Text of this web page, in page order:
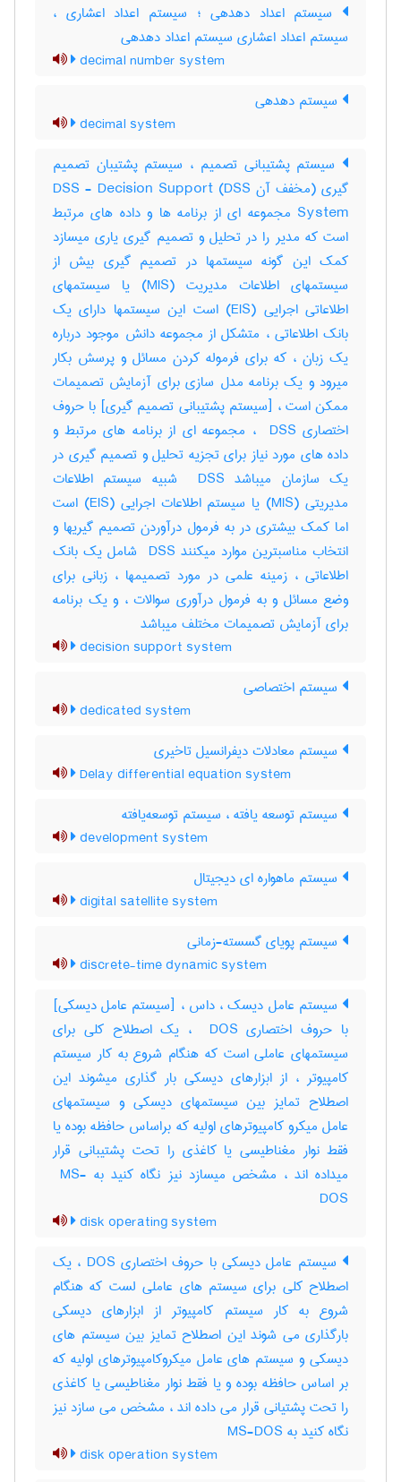
سیستم اعداد دهدهی ؛ سیستم اعداد اعشاری ،
سیستم اعداد اعشاری سیستم اعداد دهدهی
decimal number system
سیستم دهدهی
decimal system
سیستم پشتیبانی تصمیم ، سیستم پشتیبان تصمیم
گیری (مخفف آن DSS) DSS - Decision Support
System مجموعه ای از برنامه ها و داده های مرتبط
است که مدیر را در تحلیل و تصمیم گیری یاری میسازد
کمک این گونه سیستمها در تصمیم گیری بیش از
سیستمهای اطلاعات مدیریت (MIS) یا سیستمهای
اطلاعاتی اجرایی (EIS) است این سیستمها دارای یک
بانک اطلاعاتی ، متشکل از مجموعه دانش موجود درباره
یک زبان ، که برای فرموله کردن مسائل و پرسش بکار
میرود و یک برنامه مدل سازی برای آزمایش تصمیمات
ممکن است ، [سیستم پشتیبانی تصمیم گیری] با حروف
اختصاری ‎ DSS ، مجموعه ای از برنامه های مرتبط و
داده های مورد نیاز برای تجزیه تحلیل و تصمیم گیری در
یک سازمان میباشد ‎ DSS شبیه سیستم اطلاعات
مدیریتی (‎MIS) یا سیستم اطلاعات اجرایی (‎EIS) است
اما کمک بیشتری در به فرمول درآوردن تصمیم گیریها و
انتخاب مناسبترین موارد میکنند ‎ DSS شامل یک بانک
اطلاعاتی ، زمینه علمی در مورد تصمیمها ، زبانی برای
وضع مسائل و به فرمول درآوری سوالات ، و یک برنامه
برای آزمایش تصمیمات مختلف میباشد
decision support system
سیستم اختصاصی
dedicated system
سیستم معادلات دیفرانسیل تاخیری
Delay differential equation system
سیستم توسعه یافته ، سیستم توسعه‌یافته
development system
سیستم ماهواره ای دیجیتال
digital satellite system
سیستم پویای گسسته-زمانی
discrete-time dynamic system
سیستم عامل دیسک ، داس ، [سیستم عامل دیسکی]
با حروف اختصاری ‎ DOS ، یک اصطلاح کلی برای
سیستمهای عاملی است که هنگام شروع به کار سیستم
کامپیوتر ، از ابزارهای دیسکی بار گذاری میشوند این
اصطلاح تمایز بین سیستمهای دیسکی و سیستمهای
عامل میکرو کامپیوترهای اولیه که براساس حافظه بوده یا
فقط نوار مغناطیسی یا کاغذی را تحت پشتیبانی قرار
میداده اند ، مشخص میسازد نیز نگاه کنید به ‎ MS-
DOS
disk operating system
سیستم عامل دیسکی با حروف اختصاری DOS ، یک
اصطلاح کلی برای سیستم های عاملی لست که هنگام
شروع به کار سیستم کامپیوتر از ابزارهای دیسکی
بارگذاری می شوند این اصطلاح تمایز بین سیستم های
دیسکی و سیستم های عامل میکروکامپیوترهای اولیه که
بر اساس حافظه بوده و یا فقط نوار مغناطیسی یا کاغذی
را تحت پشتیانی قرار می داده اند ، مشخص می سازد نیز
نگاه کنید به MS-DOS
disk operation system